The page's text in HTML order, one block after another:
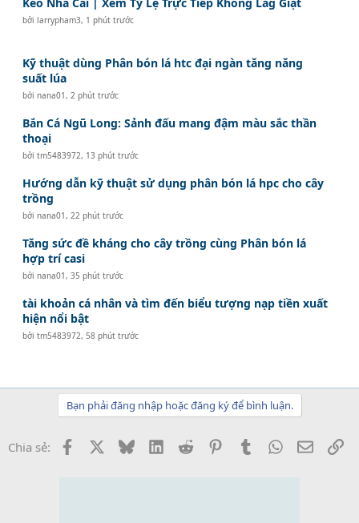
bởilarrypham3, 1 phút trước
Kỹ thuật dùng Phân bón lá htc đại ngàn tăng năng
suất lúa
bởinana01 , 2 phút trước
Bắn Cá Ngũ Long: Sảnh đấu mang đậm màu sắc thần
thoại
bởitm5483972, 13 phút trước
Hướng dẫn kỹ thuật sử dụng phân bón lá hpc cho cây
trồng
bởinana01 , 22 phút trước
Tăng sức đề kháng cho cây trồng cùng Phân bón lá
hợp trí casi
bởinana01 ,35 phút trước
tài khoản cá nhân và tìm đến biểu tượng nạp tiền xuất
hiện nổi bật
bởitm5483972, 58 phút trước
Bạn phải đăng nhập hoặc đăng ký để bình luận.
Chia sẻ: Facebook BlueskyLinkedInReddit PinterestTumblrWhatsApp
Email